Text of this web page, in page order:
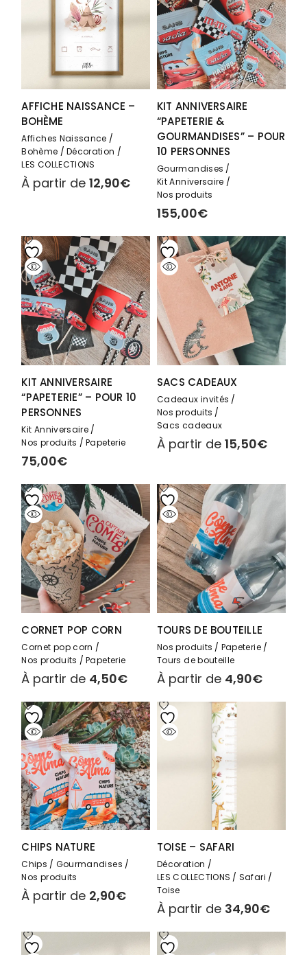
AFFICHE NAISSANCE –
BOHÈME
Affiches Naissance
Bohème
Décoration
LES COLLECTIONS
À partir de12,90€
KIT ANNIVERSAIRE
“PAPETERIE &
GOURMANDISES” – POUR
10 PERSONNES
Gourmandises
Kit Anniversaire
Nos produits
155,00€
KIT ANNIVERSAIRE
“PAPETERIE” – POUR 10
PERSONNES
Kit Anniversaire
Nos produits
Papeterie
75,00€
SACS CADEAUX
Cadeaux invités
Nos produits
Sacs cadeaux
À partir de 15,50€
CORNET POP CORN
Cornet pop corn
Nos produits
Papeterie
À partir de 4,50€
TOURS DE BOUTEILLE
Nos produits
Papeterie
Tours de bouteille
À partir de 4,90€
CHIPS NATURE
Chips
Gourmandises
Nos produits
À partir de 2,90€
TOISE – SAFARI
Décoration
LES COLLECTIONS
Safari
Toise
À partir de 34,90€